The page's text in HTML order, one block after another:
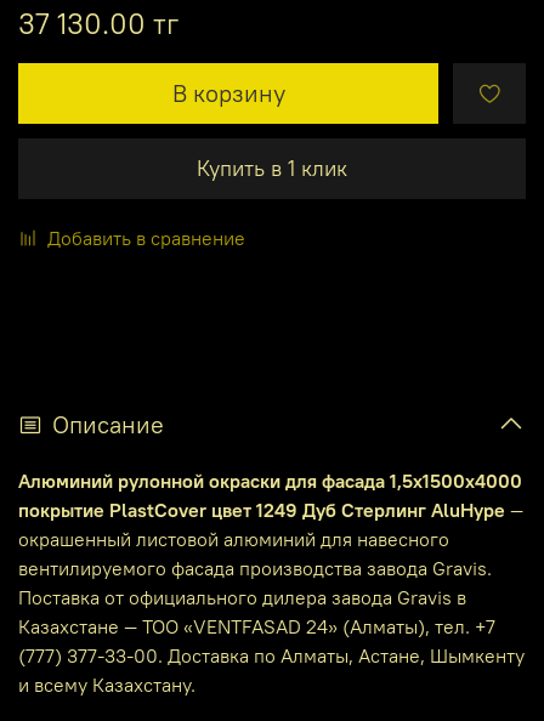
37 130.00 тг
В корзину
Купить в 1 клик
Добавить в сравнение
Описание
Алюминий рулонной окраски для фасада 1,5х1500х4000
покрытие PlastCover цвет 1249 Дуб Стерлинг AluHype —
окрашенный листовой алюминий для навесного
вентилируемого фасада производства завода Gravis.
Поставка от официального дилера завода Gravis в
Казахстане — ТОО «VENTFASAD 24» (Алматы), тел. +7
(777) 377-33-00. Доставка по Алматы, Астане, Шымкенту
и всему Казахстану.